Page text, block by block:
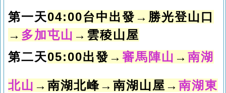
第一天04:00台中出發→勝光登山口
→ 多加屯山 →雲稜山屋
第二天05:00出發→ 審馬陣山 → 南湖
北山 →南湖北峰→南湖山屋 → 南湖東